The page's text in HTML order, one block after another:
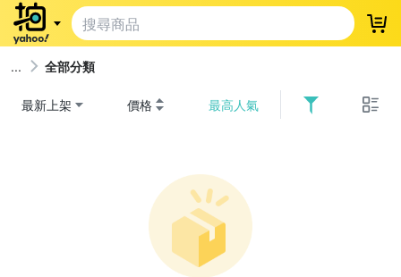
登
全部分類
最新上架 價格 最高人氣